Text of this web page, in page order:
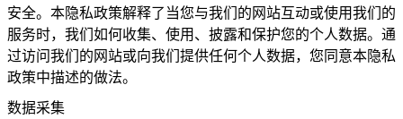
安全。本隐私政策解释了当您与我们的网站互动或使用我们的
服务时，我们如何收集、使用、披露和保护您的个人数据。通
过访问我们的网站或向我们提供任何个人数据，您同意本隐私
政策中描述的做法。
数据采集